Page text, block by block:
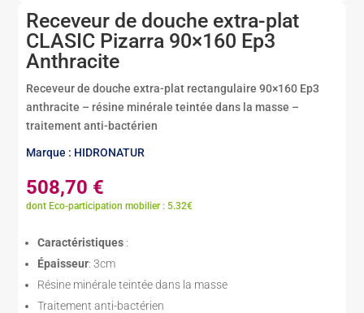
Receveur de douche extra-plat
CLASIC Pizarra 90×160 Ep3
Anthracite
Receveur de douche extra-plat rectangulaire 90×160 Ep3
anthracite – résine minérale teintée dans la masse –
traitement anti-bactérien
Marque : HIDRONATUR
508,70 €
dont Eco-participation mobilier : 5.32€
Caractéristiques :
Épaisseur: 3cm
Résine minérale teintée dans la masse
Traitement anti-bactérien